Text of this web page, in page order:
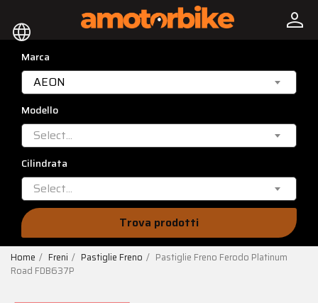
language person
Marca
AEON
Modello
Select...
Cilindrata
Select...
Trova prodotti
Home Freni Pastiglie Freno
Pastiglie Freno Ferodo Platinum
Road FDB637P